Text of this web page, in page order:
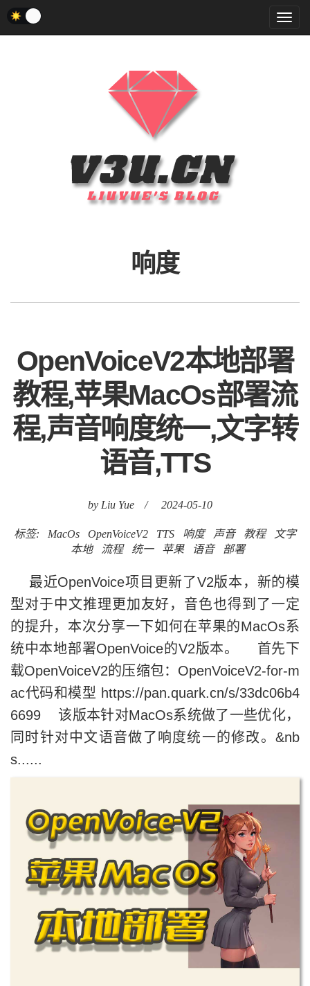
菜
单
响度
OpenVoiceV2本地部署
教程,苹果MacOs部署流
程,声音响度统一,文字转
语音,TTS
by Liu Yue / 2024-05-10
标签: MacOs OpenVoiceV2 TTS 响度 声音 教程
文字
本地
流程 统一 苹果 语音 部署
最近OpenVoice项目更新了V2版本，新的模
型对于中文推理更加友好，音色也得到了一定
的提升，本次分享一下如何在苹果的MacOs系
统中本地部署OpenVoice的V2版本。 首先下
载OpenVoiceV2的压缩包：OpenVoiceV2-for-m
ac代码和模型 https://pan.quark.cn/s/33dc06b4
6699 该版本针对MacOs系统做了一些优化，
同时针对中文语音做了响度统一的修改。&nb
s......